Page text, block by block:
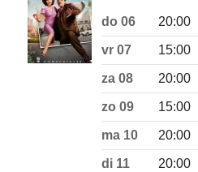
do 06 20:00
vr 07 15:00
za 08 20:00
zo 09 15:00
ma 10 20:00
di 11 20:00